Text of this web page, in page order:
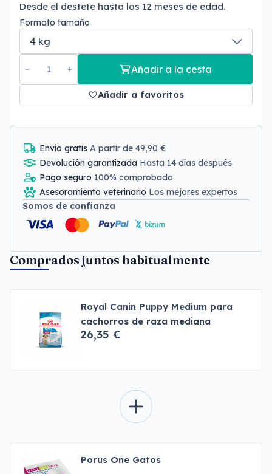
Desde el destete hasta los 12 meses de edad.
Formato tamaño
Añadir a la cesta
Añadir a favoritos
Envío gratis A partir de 49,90 €
Devolución garantizada Hasta 14 días después
Pago seguro 100% comprobado
Asesoramiento veterinario Los mejores expertos
Somos de confianza
Comprados juntos habitualmente
Royal Canin Puppy Medium para
cachorros de raza mediana
26,35 €
Porus One Gatos